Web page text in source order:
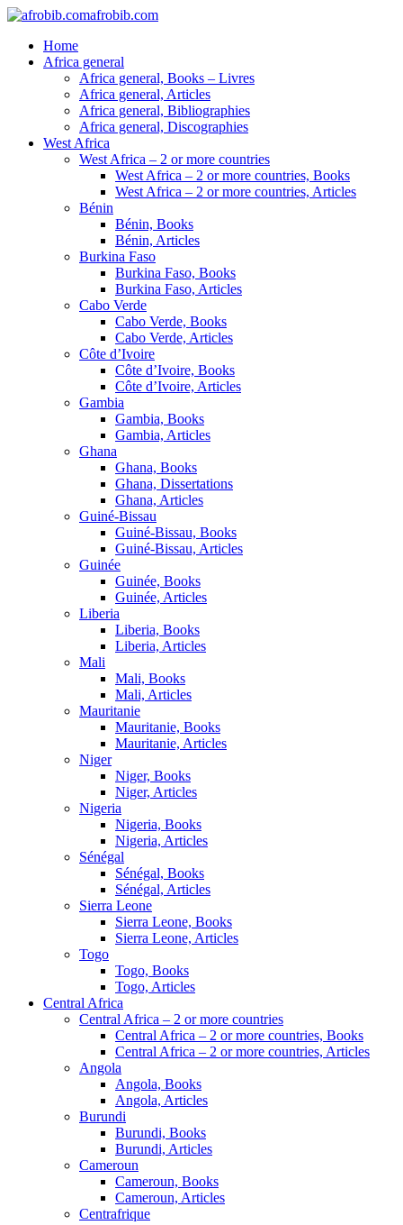
afrobib.com
Home
Africa general
Africa general, Books – Livres
Africa general, Articles
Africa general, Bibliographies
Africa general, Discographies
West Africa
West Africa – 2 or more countries
West Africa – 2 or more countries, Books
West Africa – 2 or more countries, Articles
Bénin
Bénin, Books
Bénin, Articles
Burkina Faso
Burkina Faso, Books
Burkina Faso, Articles
Cabo Verde
Cabo Verde, Books
Cabo Verde, Articles
Côte d’Ivoire
Côte d’Ivoire, Books
Côte d’Ivoire, Articles
Gambia
Gambia, Books
Gambia, Articles
Ghana
Ghana, Books
Ghana, Dissertations
Ghana, Articles
Guiné-Bissau
Guiné-Bissau, Books
Guiné-Bissau, Articles
Guinée
Guinée, Books
Guinée, Articles
Liberia
Liberia, Books
Liberia, Articles
Mali
Mali, Books
Mali, Articles
Mauritanie
Mauritanie, Books
Mauritanie, Articles
Niger
Niger, Books
Niger, Articles
Nigeria
Nigeria, Books
Nigeria, Articles
Sénégal
Sénégal, Books
Sénégal, Articles
Sierra Leone
Sierra Leone, Books
Sierra Leone, Articles
Togo
Togo, Books
Togo, Articles
Central Africa
Central Africa – 2 or more countries
Central Africa – 2 or more countries, Books
Central Africa – 2 or more countries, Articles
Angola
Angola, Books
Angola, Articles
Burundi
Burundi, Books
Burundi, Articles
Cameroun
Cameroun, Books
Cameroun, Articles
Centrafrique